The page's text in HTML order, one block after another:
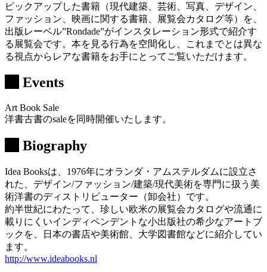
ピックアップした書籍（現代建築、芸術、写真、デザイン、
ファッション、映画に関する書籍、展覧会カタログ等）を、
出版レーベル”Rondade”がインスタレーション形式で紹介す
る展覧会です。本を見る行為を空間化し、これまでとは異な
る視点からレアな書籍をお手にとってご覧いただけます。
Events
Art Book Sale
洋書古書のsaleを同時開催いたします。
Biography
Idea Booksは、1976年にオランダ・アムステルダムに設立さ
れた、デザイン/ファッション/建築/現代美術を専門に扱う美
術洋書のディストリビューター（卸会社）です。
約半世紀にわたって、珍しい欧米の展覧会カタログや流通に
載りにくいインディペンデントな小出版社の希少なアートブ
ックを、日本の書店や美術館、大学図書館などに紹介してい
ます。
http://www.ideabooks.nl